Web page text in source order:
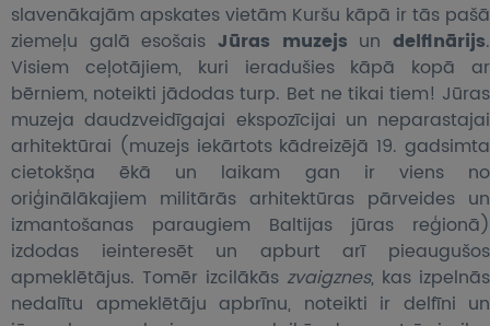
slavenākajām apskates vietām Kuršu kāpā ir tās pašā
ziemeļu galā esošais Jūras muzejs undelfinārijs.
Visiem ceļotājiem, kuri ieradušies kāpā kopā ar
bērniem, noteikti jādodas turp. Bet ne tikai tiem! Jūras
muzeja daudzveidīgajai ekspozīcijai un neparastajai
arhitektūrai (muzejs iekārtots kādreizējā 19. gadsimta
cietokšņa ēkā un laikam gan ir viens no
oriģinālākajiem militārās arhitektūras pārveides un
izmantošanas paraugiem Baltijas jūras reģionā)
izdodas ieinteresēt un apburt arī pieaugušos
apmeklētājus. Tomēr izcilākās zvaigznes, kas izpelnās
nedalītu apmeklētāju apbrīnu, noteikti ir delfīni un